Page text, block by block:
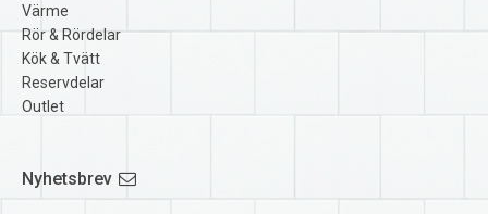
Värme
Rör & Rördelar
Kök & Tvätt
Reservdelar
Outlet
Nyhetsbrev